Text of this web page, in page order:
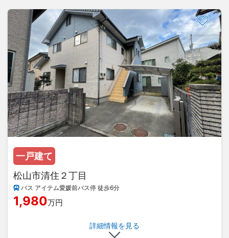
一戸建て
松山市清住２丁目
バス アイテム愛媛前バス停 徒歩6分
1,980万円
詳細情報を見る